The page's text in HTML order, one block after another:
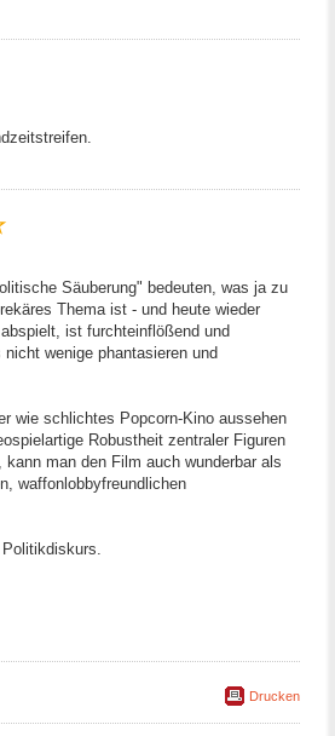
Säuberung" bedeuten, was ja zu
Thema ist - und heute wieder
ist furchteinflößend und
wenige phantasieren und
wie schlichtes Popcorn-Kino aussehen
Robustheit zentraler Figuren
man den Film auch wunderbar als
waffonlobbyfreundlichen
Drucken